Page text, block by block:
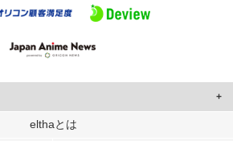
用して、ユーザーに合わせたコンテンツや広告の
elthaとは